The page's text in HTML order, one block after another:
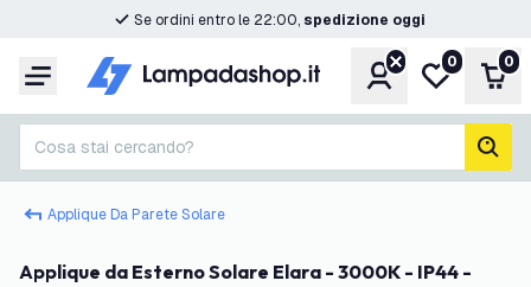
Se ordini entro le 22:00, spedizione oggi
Menu Account
Lista
0 0
Cosa stai cercando?
Applique Da Parete Solare
Applique da Esterno Solare Elara - 3000K - IP44 -